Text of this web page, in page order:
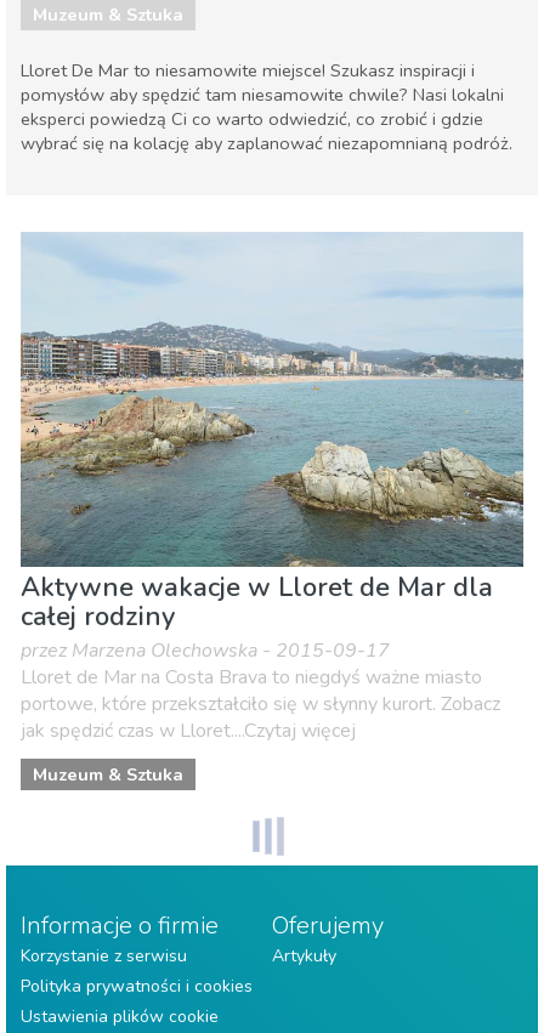
Muzeum & Sztuka
Lloret De Mar to niesamowite miejsce! Szukasz inspiracji i
pomysłów aby spędzić tam niesamowite chwile? Nasi lokalni
eksperci powiedzą Ci co warto odwiedzić, co zrobić i gdzie
wybrać się na kolację aby zaplanować niezapomnianą podróż.
Muzeum & Sztuka
Aktywne wakacje w Lloret de Mar dla
całej rodziny
przez Marzena Olechowska - 2015-09-17
Lloret de Mar na Costa Brava to niegdyś ważne miasto
portowe, które przekształciło się w słynny kurort. Zobacz
jak spędzić czas w Lloret....Czytaj więcej
Muzeum & Sztuka
Informacje o firmie
Korzystanie z serwisu
Polityka prywatności i cookies
Ustawienia plików cookie
Oferujemy
Artykuły